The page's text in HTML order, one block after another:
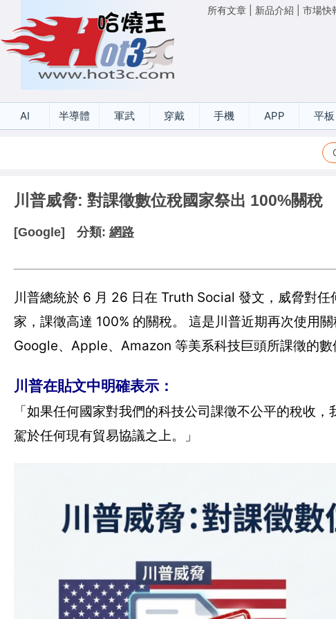
所有文章 新品介紹 市場快
AI 半導體 軍武 穿戴 手機 APP 平板
川普威脅: 對課徵數位稅國家祭出 100%關稅
[Google] 分類: 網路
川普總統於 6 月 26 日在 Truth Social 發文，威脅對
家，課徵高達 100% 的關稅。 這是川普近期再次使用
Google、Apple、Amazon 等美系科技巨頭所課徵的數
川普在貼文中明確表示：
「如果任何國家對我們的科技公司課徵不公平的稅收
駕於任何現有貿易協議之上。」